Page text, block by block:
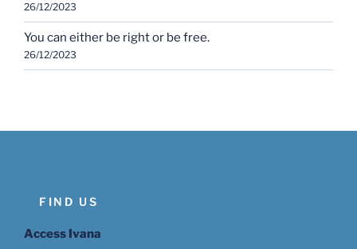
26/12/2023
You can either be right or be free.
26/12/2023
FIND US
Access Ivana